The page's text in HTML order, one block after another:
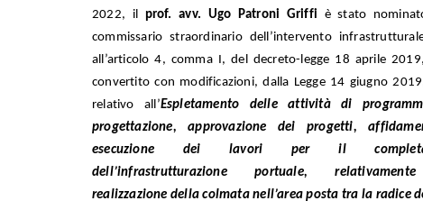
2022, il prof. avv. Ugo Patroni Griffi è stato
commissario straordinario dell’intervento
all’articolo 4, comma I, del decreto-legge 18 aprile
convertito con modificazioni, dalla Legge 14 giugno
relativo all’Espletamento delle attività di
progettazione, approvazione dei progetti,
esecuzione dei lavori per il
dell’infrastrutturazione portuale,
realizzazione della colmata nell’area posta tra la radice